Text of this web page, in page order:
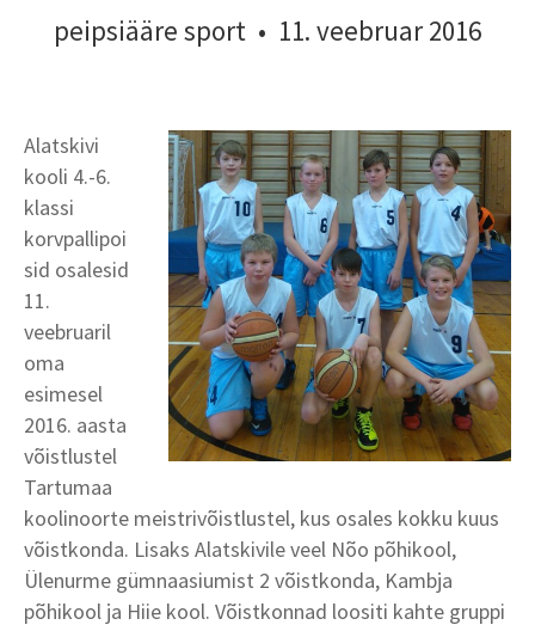
peipsiääre sport • 11. veebruar 2016
Alatskivi
kooli 4.-6.
klassi
korvpallipoi
sid osalesid
11.
veebruaril
oma
esimesel
2016. aasta
võistlustel
Tartumaa
koolinoorte meistrivõistlustel, kus osales kokku kuus
võistkonda. Lisaks Alatskivile veel Nõo põhikool,
Ülenurme gümnaasiumist 2 võistkonda, Kambja
põhikool ja Hiie kool. Võistkonnad loositi kahte gruppi